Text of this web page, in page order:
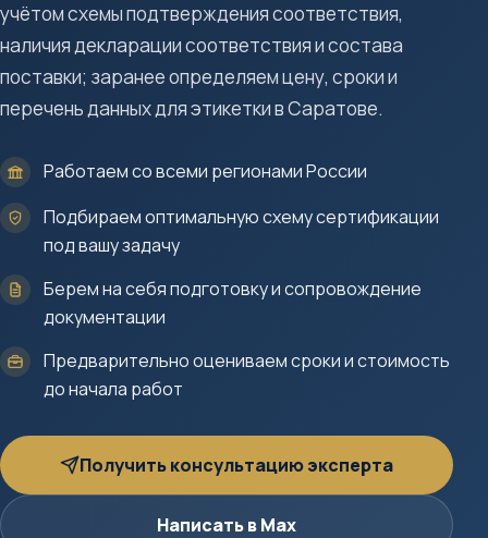
учётом схемы подтверждения соответствия,
наличия декларации соответствия и состава
поставки; заранее определяем цену, сроки и
перечень данных для этикетки в Саратове.
Работаем со всеми регионами России
Подбираем оптимальную схему сертификации
под вашу задачу
Берем на себя подготовку и сопровождение
документации
Предварительно оцениваем сроки и стоимость
до начала работ
Получить консультацию эксперта
Написать в Max